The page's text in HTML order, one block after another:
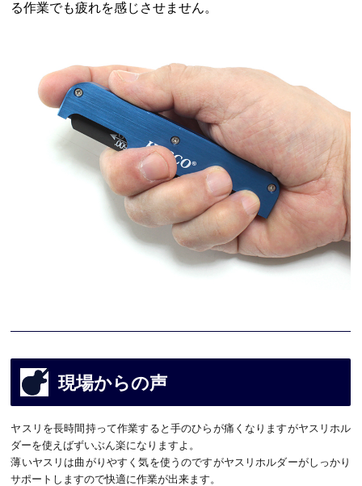
る作業でも疲れを感じさせません。
現場からの声
ヤスリを長時間持って作業すると手のひらが痛くなりますがヤスリホル
ダーを使えばずいぶん楽になりますよ。
薄いヤスリは曲がりやすく気を使うのですがヤスリホルダーがしっかり
サポートしますので快適に作業が出来ます。